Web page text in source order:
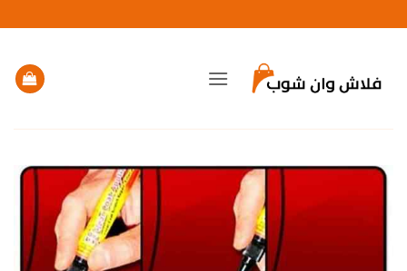
للمحتوى